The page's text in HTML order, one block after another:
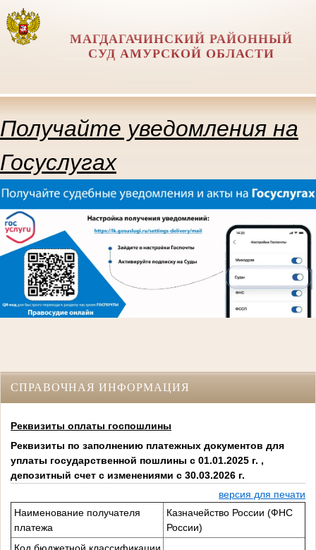
МАГДАГАЧИНСКИЙ РАЙОННЫЙ
СУД АМУРСКОЙ ОБЛАСТИ
Получайте уведомления на
Госуслугах
СПРАВОЧНАЯ ИНФОРМАЦИЯ
Реквизиты оплаты госпошлины
Реквизиты по заполнению платежных документов для
уплаты государственной пошлины с 01.01.2025 г. ,
депозитный счет с изменениями с 30.03.2026 г.
версия для печати
Наименование получателя
платежа
Казначейство России (ФНС
России)
Код бюджетной классификации